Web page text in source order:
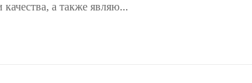
качества, а также являю...